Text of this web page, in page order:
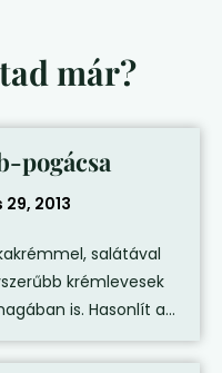
már?
pogácsa
2013
salátával
krémlevesek
is. Hasonlít a...